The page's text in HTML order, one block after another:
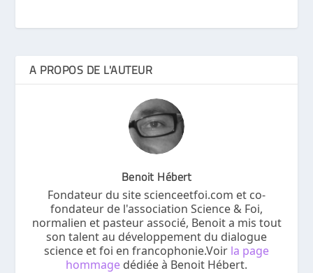
A PROPOS DE L'AUTEUR
Benoit Hébert
Fondateur du site scienceetfoi.com et co-
fondateur de l'association Science & Foi,
normalien et pasteur associé, Benoit a mis tout
son talent au développement du dialogue
science et foi en francophonie.Voir la page
hommage dédiée à Benoit Hébert.